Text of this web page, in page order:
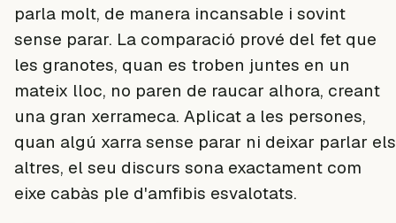
parla molt, de manera incansable i sovint
sense parar. La comparació prové del fet que
les granotes, quan es troben juntes en un
mateix lloc, no paren de raucar alhora, creant
una gran xerrameca. Aplicat a les persones,
quan algú xarra sense parar ni deixar parlar els
altres, el seu discurs sona exactament com
eixe cabàs ple d'amfibis esvalotats.